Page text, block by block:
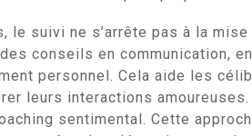
le suivi ne s’arrête pas à la
conseils en communication,
personnel. Cela aide les
leurs interactions
sentimental. Cette